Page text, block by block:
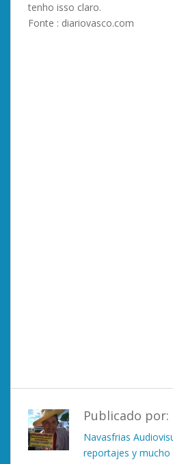
tenho isso claro.
Fonte : diariovasco.com
Publicado por:
Navasfrias
reportajes y mucho